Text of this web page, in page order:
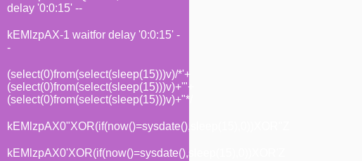
delay '0:0:15' --
kEMlzpAX-1 waitfor delay '0:0:15' -
-
(select(0)from(select(sleep(15)))v)/*'+
(select(0)from(select(sleep(15)))v)+'"+
(select(0)from(select(sleep(15)))v)+"*/
kEMlzpAX0"XOR(if(now()=sysdate(),sleep(15),0))XOR"Z
kEMlzpAX0'XOR(if(now()=sysdate(),sleep(15),0))XOR'Z